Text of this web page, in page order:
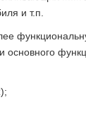
и т.п.